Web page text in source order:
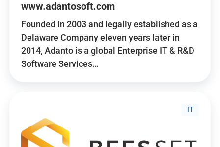
www.adantosoft.com
Founded in 2003 and legally established as a
Delaware Company eleven years later in
2014, Adanto is a global Enterprise IT & R&D
Software Services…
IT